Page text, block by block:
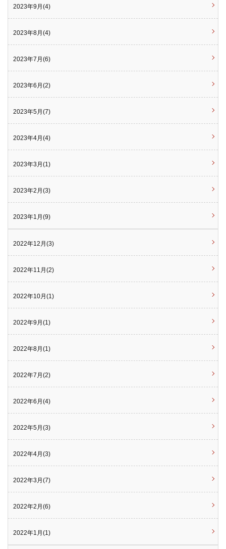
2023年9月(4)
2023年8月(4)
2023年7月(6)
2023年6月(2)
2023年5月(7)
2023年4月(4)
2023年3月(1)
2023年2月(3)
2023年1月(9)
2022年12月(3)
2022年11月(2)
2022年10月(1)
2022年9月(1)
2022年8月(1)
2022年7月(2)
2022年6月(4)
2022年5月(3)
2022年4月(3)
2022年3月(7)
2022年2月(6)
2022年1月(1)